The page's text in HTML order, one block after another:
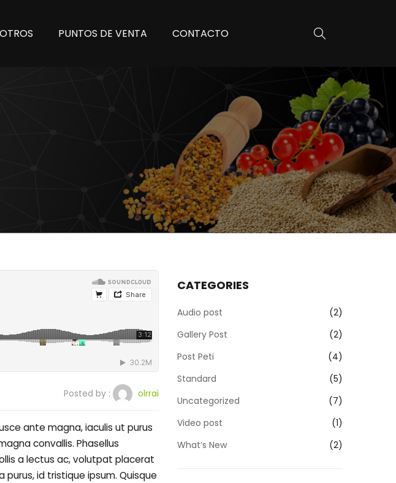
PUNTOS DE VENTA CONTACTO
Posted by : olrrai
ante magna, iaculis ut purus
convallis. Phasellus
a lectus ac, volutpat placerat
id tristique ipsum. Quisque
CATEGORIES
Audio post
(2)
Gallery Post
(2)
Post Peti
(4)
Standard
(5)
Uncategorized
(7)
Video post
(1)
What’s New
(2)